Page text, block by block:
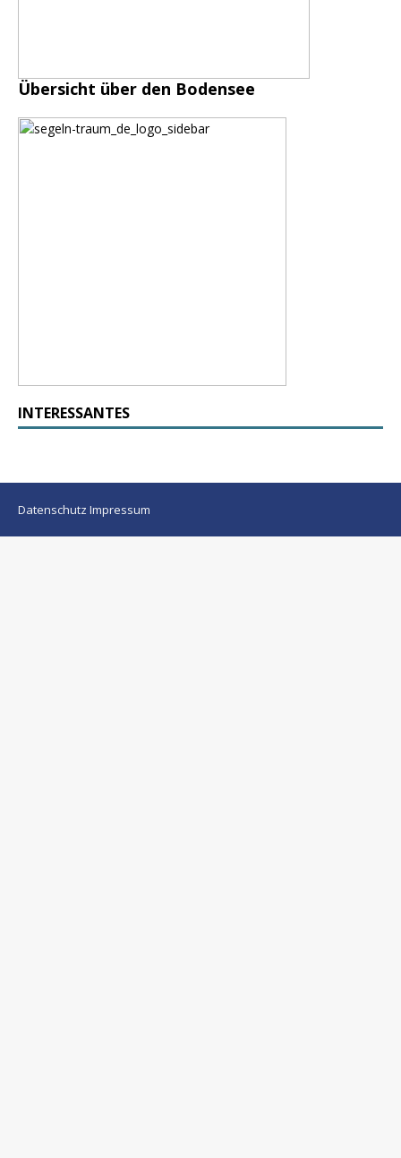
Übersicht über den Bodensee
INTERESSANTES
Datenschutz Impressum